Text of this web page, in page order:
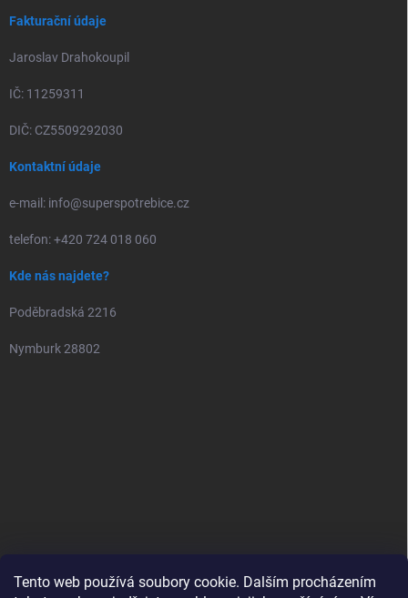
Tento web používá soubory cookie. Dalším procházením
Fakturační údaje
Jaroslav Drahokoupil
IČ: 11259311
DIČ: CZ5509292030
Kontaktní údaje
e-mail: info@superspotrebice.cz
telefon: +420 724 018 060
Kde nás najdete?
Poděbradská 2216
Nymburk 28802